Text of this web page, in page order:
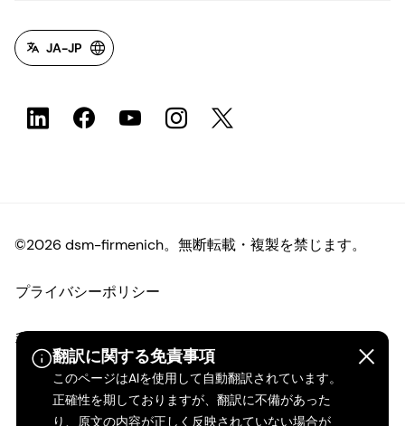
翻訳に関する免責事項
このページはAIを使用して自動翻訳されています。
正確性を期しておりますが、翻訳に不備があった
り、原文の内容が正しく反映されていない場合が
JA-JP
©2026 dsm-firmenich。無断転載・複製を禁じます。
プライバシーポリシー
利用規約
ご利用条件